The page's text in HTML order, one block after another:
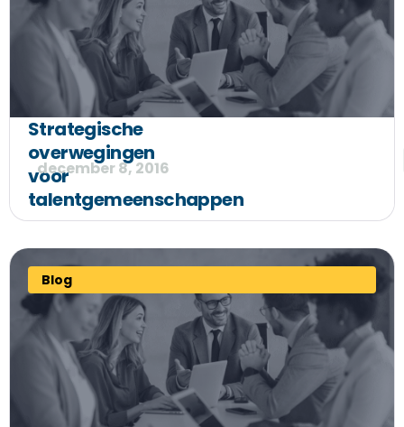
Strategische
overwegingen
voor
talentgemeenschappen
december 8, 2016
Blog